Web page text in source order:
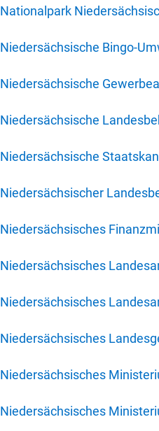
Nationalpark
Niedersächsische Bingo-
Niedersächsische
Niedersächsische
Niedersächsische
Niedersächsischer
Niedersächsisches
Niedersächsisches
Niedersächsisches
Niedersächsisches
Niedersächsisches
Niedersächsisches